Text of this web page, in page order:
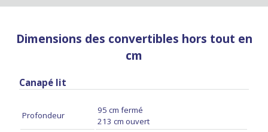
Dimensions des convertibles hors tout en
cm
Canapé lit
Profondeur
95 cm fermé
213 cm ouvert